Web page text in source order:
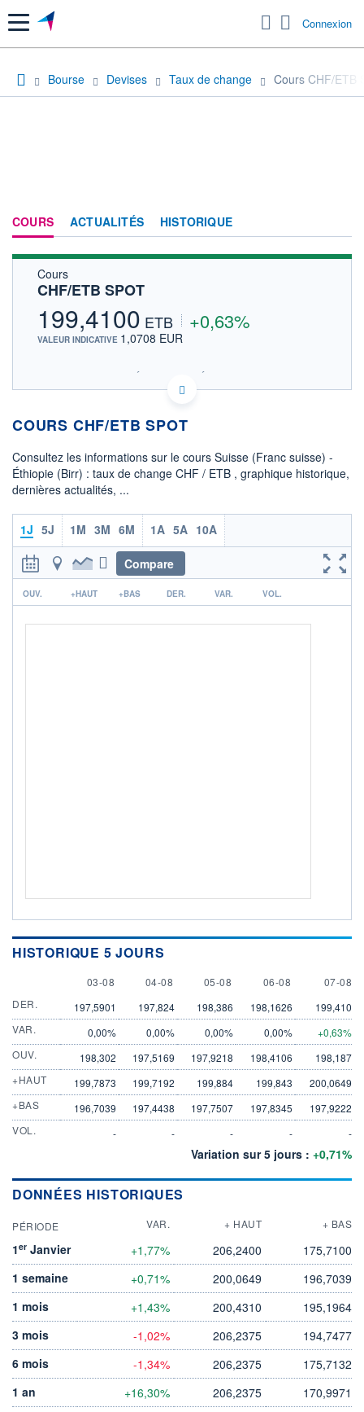
Menu Connexion
Bourse Devises Taux de change Cours CHF/ETB
COURS ACTUALITÉS HISTORIQUE
Cours
CHF/ETB SPOT
199,4100 ETB +0,63%
VALEUR INDICATIVE 1,0708 EUR
SIX - FOREX 2 DONNÉES TEMPS RÉEL
Politique d'exécution
12h41
199
OUVERTURE
198,1870
CLÔTURE VEILLE
200,0649 197,9222
COTATION SPÉCIFIQUE
COURS CHF/ETB SPOT
Consultez les informations sur le cours Suisse (Franc suisse) -
Éthiopie (Birr) : taux de change CHF / ETB , graphique historique,
dernières actualités, ...
1J 5J 1M 3M 6M 1A 5A 10A
Compare
r
OUV. +HAUT +BAS DER. VAR. VOL.
HISTORIQUE 5 JOURS
3 AUGUST
03-08 4 AUGUST
04-08 5 AUGUST
05-08 6 AUGUST
06-08 7
07-08
DER.
197,5901 197,824 198,386 198,1626
199,410
VAR.
0,00% 0,00% 0,00% 0,00%
+0,63%
OUV.
198,302 197,5169 197,9218 198,4106
198,187
+HAUT
199,7873 199,7192 199,884 199,843
200,0649
+BAS
196,7039 197,4438 197,7507 197,8345
197,9222
VOL.
- - - - -
Variation sur 5 jours : +0,71%
DONNÉES HISTORIQUES
PÉRIODE VAR. + HAUT + BAS
1er Janvier +1,77% 206,2400
175,7100
1 semaine
+0,71% 200,0649
196,7039
1 mois
+1,43% 200,4310
195,1964
3 mois
-1,02% 206,2375
194,7477
6 mois
-1,34% 206,2375
175,7132
1 an
+16,30% 206,2375
170,9971